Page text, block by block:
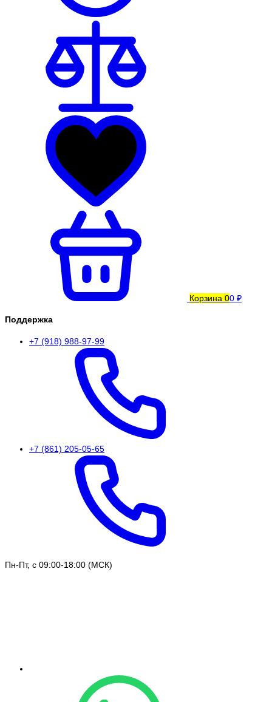
Корзина 00 ₽
Поддержка
+7 (918) 988-97-99
+7 (861) 205-05-65
Пн-Пт, с 09:00-18:00 (МСК)